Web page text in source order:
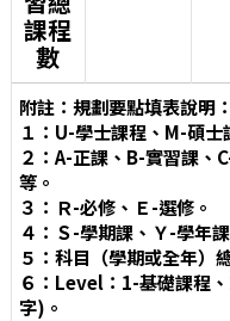
課程
數
附註：規劃要點填表說明
１：U-學士課程、M-碩士
２：A-正課、B-實習課
等。
３：Ｒ-必修、Ｅ-選修。
４：Ｓ-學期課、Ｙ-學年課
５：科目（學期或全年）
６：Level：1-基礎課程
字)。